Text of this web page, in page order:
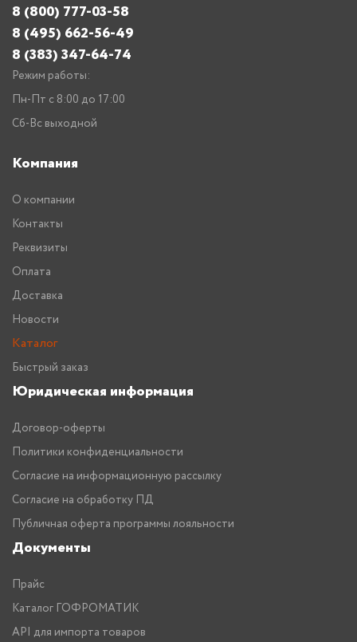
8 (800) 777-03-58
8 (495) 662-56-49
8 (383) 347-64-74
Режим работы:
Пн-Пт с 8:00 до 17:00
Сб-Вс выходной
Компания
О компании
Контакты
Реквизиты
Оплата
Доставка
Новости
Каталог
Быстрый заказ
Юридическая информация
Договор-оферты
Политики конфиденциальности
Согласие на информационную рассылку
Согласие на обработку ПД
Публичная оферта программы лояльности
Документы
Прайс
Каталог ГОФРОМАТИК
API для импорта товаров